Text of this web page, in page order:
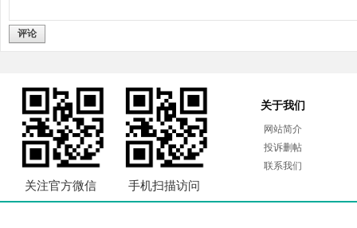
评论
关注官方微信 手机扫描访问
关于我们
网站简介
投诉删帖
联系我们